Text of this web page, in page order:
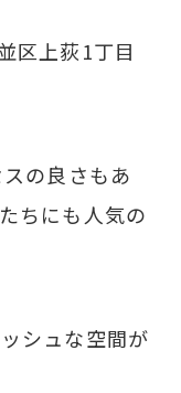
区上荻1丁目
の良さもあ
ちにも人気の
シュな空間が